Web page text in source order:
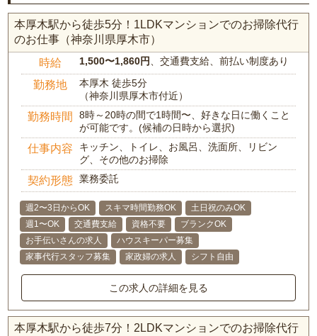
本厚木駅から徒歩5分！1LDKマンションでのお掃除代行
のお仕事（神奈川県厚木市）
時給 1,500〜1,860円 、交通費支給、前払い制度あり
勤務地
本厚木 徒歩5分
（神奈川県厚木市付近）
勤務時間
8時～20時の間で1時間〜、好きな日に働くこと
が可能です。(候補の日時から選択)
仕事内容
キッチン、トイレ、お風呂、洗面所、リビン
グ、その他のお掃除
契約形態 業務委託
週2〜3日からOK スキマ時間勤務OK
土日祝のみOK
週1〜OK
交通費支給 資格不要
ブランクOK
お手伝いさんの求人
ハウスキーパー募集
家事代行スタッフ募集
家政婦の求人 シフト自由
この求人の詳細を見る
本厚木駅から徒歩7分！2LDKマンションでのお掃除代行